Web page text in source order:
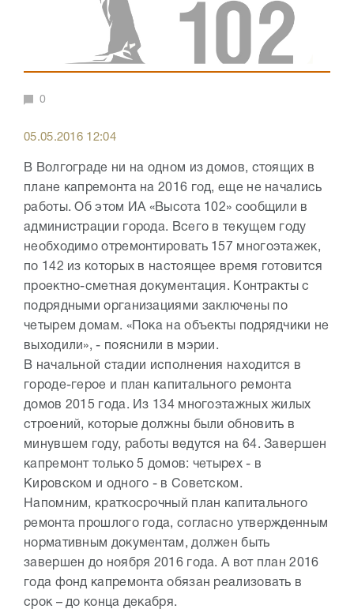
0
05.05.2016 12:04
В Волгограде ни на одном из домов, стоящих в
плане капремонта на 2016 год, еще не начались
работы. Об этом ИА «Высота 102» сообщили в
администрации города. Всего в текущем году
необходимо отремонтировать 157 многоэтажек,
по 142 из которых в настоящее время готовится
проектно-сметная документация. Контракты с
подрядными организациями заключены по
четырем домам. «Пока на объекты подрядчики не
выходили», - пояснили в мэрии.
В начальной стадии исполнения находится в
городе-герое и план капитального ремонта
домов 2015 года. Из 134 многоэтажных жилых
строений, которые должны были обновить в
минувшем году, работы ведутся на 64. Завершен
капремонт только 5 домов: четырех - в
Кировском и одного - в Советском.
Напомним, краткосрочный план капитального
ремонта прошлого года, согласно утвержденным
нормативным документам, должен быть
завершен до ноября 2016 года. А вот план 2016
года фонд капремонта обязан реализовать в
срок – до конца декабря.